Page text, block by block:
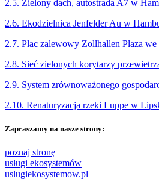
2.5. Zielony dach, autostrada A7 w
2.6. Ekodzielnica Jenfelder Au w
2.7. Plac zalewowy Zollhallen Plaza we
2.8. Sieć zielonych korytarzy
2.9. System zrównoważonego
2.10. Renaturyzacja rzeki Luppe w
Zapraszamy na nasze strony:
poznaj stronę
usługi ekosystemów
uslugiekosystemow.pl